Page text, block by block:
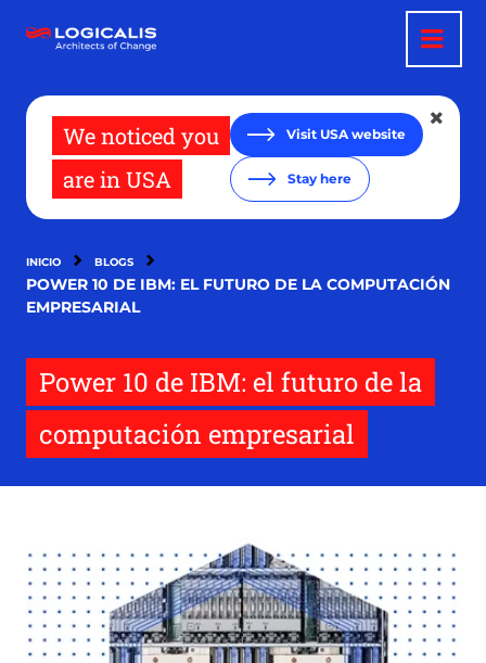
contenido
We noticed you
are in USA
Visit USA website
Stay here
INICIO BLOGS
POWER 10 DE IBM: EL FUTURO DE LA COMPUTACIÓN
EMPRESARIAL
Power 10 de IBM: el futuro de la
computación empresarial